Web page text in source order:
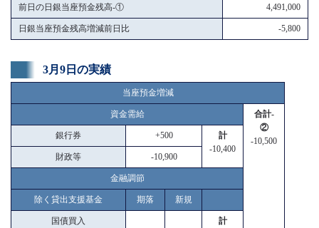
前日の日銀当座預金残高-① 4,491,000
日銀当座預金残高増減前日比 -5,800
3月9日の実績
当座預金増減
資金需給
合計-
②
-10,500
銀行券 +500
計
-10,400
財政等 -10,900
金融調節
除く貸出支援基金 期落 新規
国債買入
計